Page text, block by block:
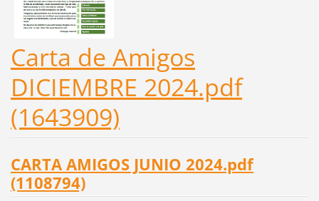
Carta de Amigos
DICIEMBRE 2024.pdf
(1643909)
CARTA AMIGOS JUNIO 2024.pdf
(1108794)